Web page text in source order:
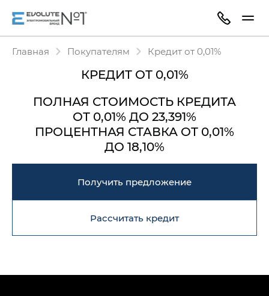
Главная Покупателям Кредит от 0,01%
КРЕДИТ ОТ 0,01%
ПОЛНАЯ СТОИМОСТЬ КРЕДИТА
ОТ 0,01% ДО 23,391%
ПРОЦЕНТНАЯ СТАВКА ОТ 0,01%
ДО 18,10%
Получить предложение
Рассчитать кредит